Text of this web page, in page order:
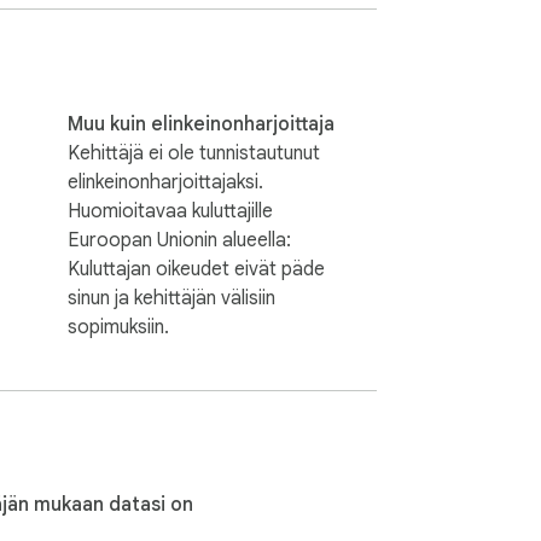
kokoamassa pitkää bibliografiaa tai
tyylin viittauksen muotoa tai etsiä
tai viittauskoneena
Muu kuin elinkeinonharjoittaja
Kehittäjä ei ole tunnistautunut
elinkeinonharjoittajaksi.
Huomioitavaa kuluttajille
Euroopan Unionin alueella:
Kuluttajan oikeudet eivät päde
sinun ja kehittäjän välisiin
sopimuksiin.
mukaan datasi on